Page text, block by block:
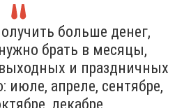
больше денег,
брать в месяцы,
и праздничных
июле, апреле, сентябре,
декабре